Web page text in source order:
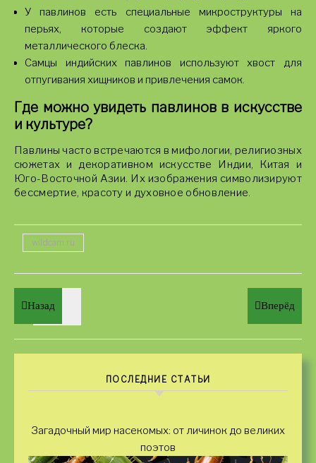
У павлинов есть специальные микроструктуры на
перьях, которые создают эффект яркого
металлического блеска.
Самцы индийских павлинов используют хвост для
отпугивания хищников и привлечения самок.
Где можно увидеть павлинов в искусстве
и культуре?
Павлины часто встречаются в мифологии, религиозных
сюжетах и декоративном искусстве Индии, Китая и
Юго-Восточной Азии. Их изображения символизируют
бессмертие, красоту и духовное обновление.
wildcam.ru
Назад Вперёд
ПОСЛЕДНИЕ СТАТЬИ
Загадочный мир насекомых: от личинок до великих
поэтов